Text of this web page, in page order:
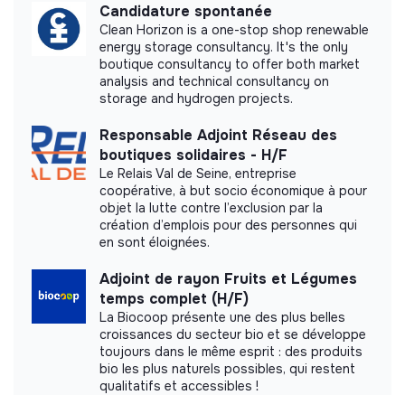
Candidature spontanée
Clean Horizon is a one-stop shop renewable
energy storage consultancy. It's the only
boutique consultancy to offer both market
analysis and technical consultancy on
storage and hydrogen projects.
Responsable Adjoint Réseau des
boutiques solidaires - H/F
Le Relais Val de Seine, entreprise
coopérative, à but socio économique à pour
objet la lutte contre l’exclusion par la
création d’emplois pour des personnes qui
en sont éloignées.
Adjoint de rayon Fruits et Légumes
temps complet (H/F)
La Biocoop présente une des plus belles
croissances du secteur bio et se développe
toujours dans le même esprit : des produits
bio les plus naturels possibles, qui restent
qualitatifs et accessibles !